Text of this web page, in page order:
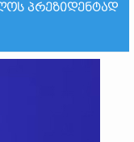
ᲞᲠᲔᲖᲘᲓᲔᲜᲢᲐᲓ